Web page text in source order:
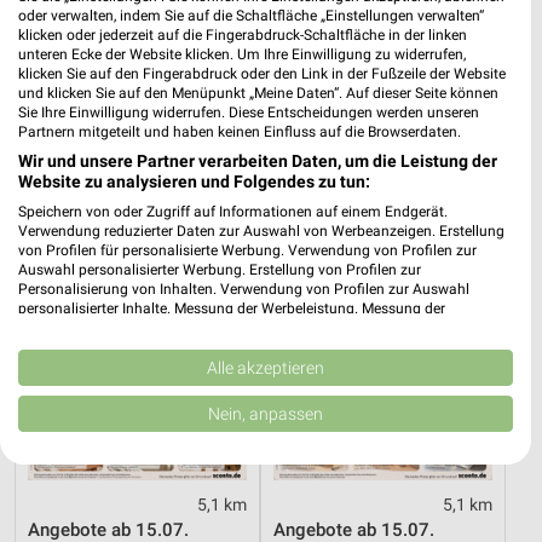
2,7 km
Angebote ab 10.08.
Gültig ab Mo. 10.08.
2,9 km
Wochenend Spezial
Gültig ab Fr. 14.08.
Sconto Möbel
5,1 km
Angebote ab 15.07.
5,1 km
Angebote ab 15.07.
oder verwalten, indem Sie auf die Schaltfläche „Einstellungen verwalten“
klicken oder jederzeit auf die Fingerabdruck-Schaltfläche in der linken
unteren Ecke der Website klicken. Um Ihre Einwilligung zu widerrufen,
klicken Sie auf den Fingerabdruck oder den Link in der Fußzeile der Website
und klicken Sie auf den Menüpunkt „Meine Daten“. Auf dieser Seite können
Sie Ihre Einwilligung widerrufen. Diese Entscheidungen werden unseren
Partnern mitgeteilt und haben keinen Einfluss auf die Browserdaten.
Wir und unsere Partner verarbeiten Daten, um die Leistung der
Website zu analysieren und Folgendes zu tun:
Speichern von oder Zugriff auf Informationen auf einem Endgerät.
Verwendung reduzierter Daten zur Auswahl von Werbeanzeigen. Erstellung
von Profilen für personalisierte Werbung. Verwendung von Profilen zur
Auswahl personalisierter Werbung. Erstellung von Profilen zur
Personalisierung von Inhalten. Verwendung von Profilen zur Auswahl
personalisierter Inhalte. Messung der Werbeleistung. Messung der
Kombinationen von Daten aus verschiedenen Quellen. Entwicklung und
Verbesserung der Angebote. Verwendung reduzierter Daten zur Auswahl
von Inhalten.
Daten können außerhalb der Europäischen Union weitergegeben und in die
Website/App.
Partnerliste anzeigen (1 IAB-Anbieter)
Wir nutzen Ihre Daten für folgende Zwecke:
Alle akzeptieren
Nein, anpassen